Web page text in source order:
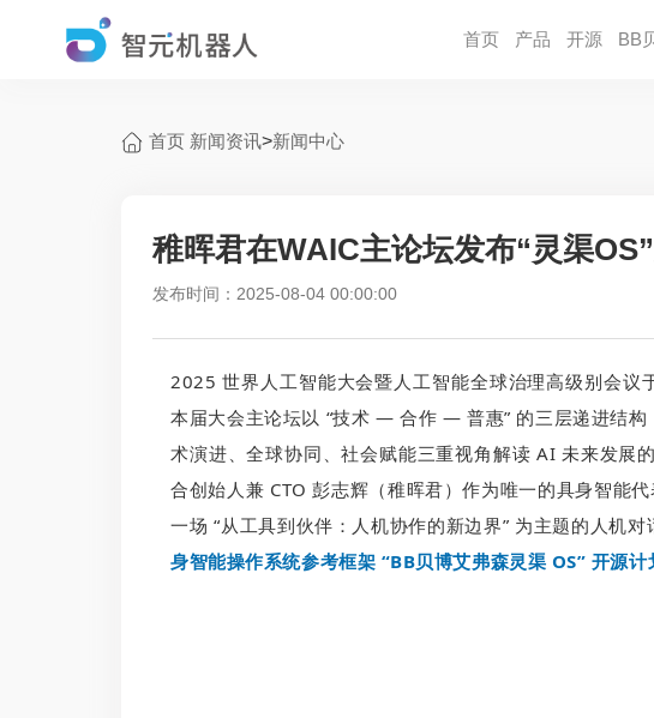
首页 产品 开源 BB
首页 新闻资讯>新闻中心
稚晖君在WAIC主论坛发布“灵渠
发布时间：2025-08-04 00:00:00
2025 世界人工智能大会暨人工智能全球治理高级别会议
本届大会主论坛以 “技术 — 合作 — 普惠” 的三层递进结构
术演进、全球协同、社会赋能三重视角解读 AI 未来发展
合创始人兼 CTO 彭志辉（稚晖君）作为唯一的具身智能
一场 “从工具到伙伴：人机协作的新边界” 为主题的人机对
身智能操作系统参考框架 “BB贝博艾弗森灵渠 OS” 开源计